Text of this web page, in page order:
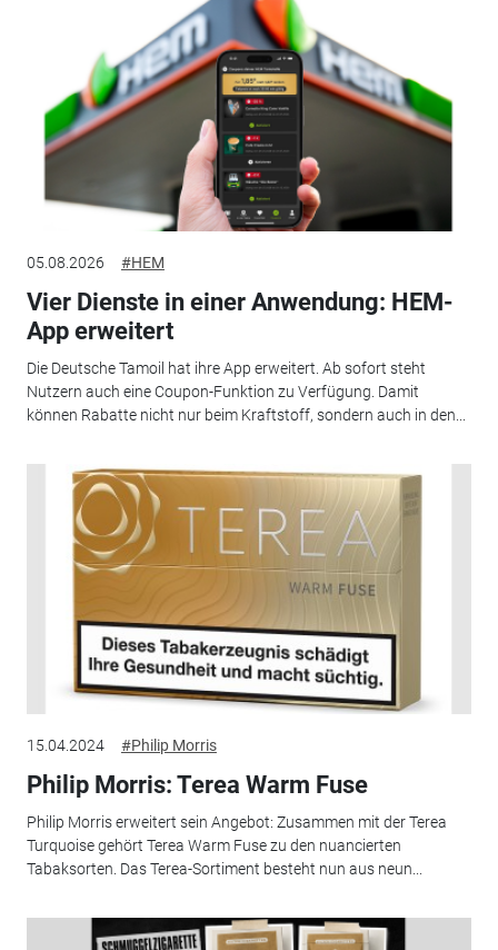
05.08.2026 #HEM
Vier Dienste in einer Anwendung: HEM-
App erweitert
Die Deutsche Tamoil hat ihre App erweitert. Ab sofort steht
Nutzern auch eine Coupon-Funktion zu Verfügung. Damit
können Rabatte nicht nur beim Kraftstoff, sondern auch in den...
15.04.2024 #Philip Morris
Philip Morris: Terea Warm Fuse
Philip Morris erweitert sein Angebot: Zusammen mit der Terea
Turquoise gehört Terea Warm Fuse zu den nuancierten
Tabaksorten. Das Terea-Sortiment besteht nun aus neun...